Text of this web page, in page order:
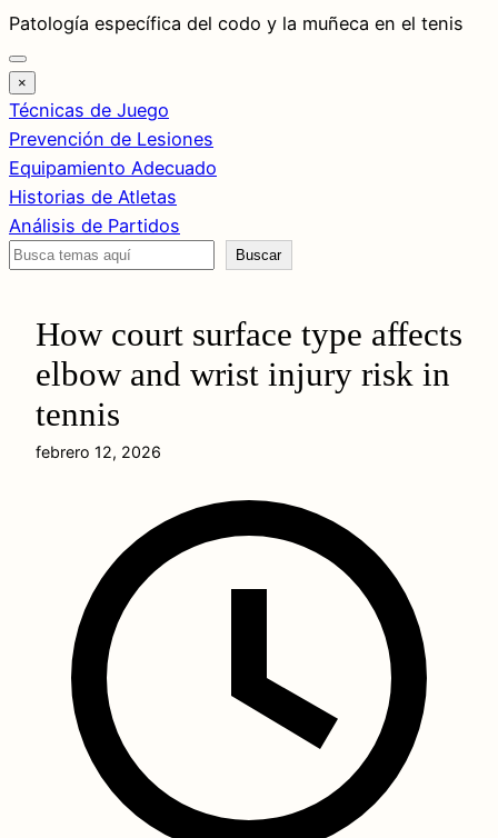
Saltar
al
contenido
Patología específica del codo y la muñeca en el tenis
×
Técnicas de Juego
Prevención de Lesiones
Equipamiento Adecuado
Historias de Atletas
Análisis de Partidos
Buscar
Buscar
How court surface type affects
elbow and wrist injury risk in
tennis
febrero 12, 2026